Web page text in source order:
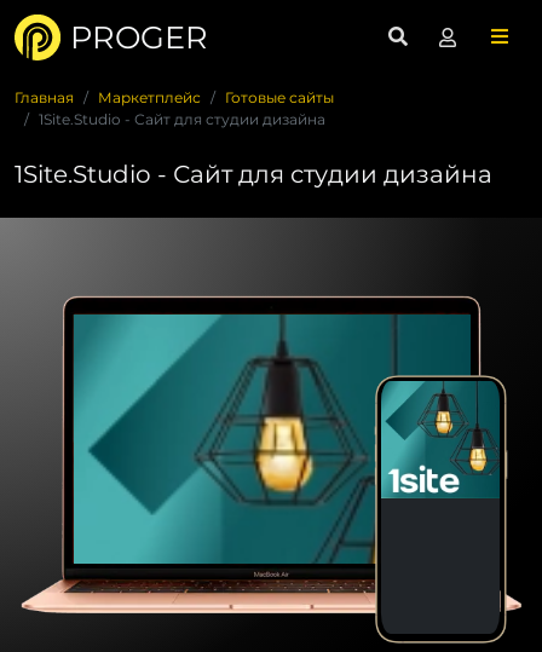
PROGER
Главная Маркетплейс
Готовые сайты
1Site.Studio - Сайт для студии дизайна
1Site.Studio - Сайт для студии дизайна